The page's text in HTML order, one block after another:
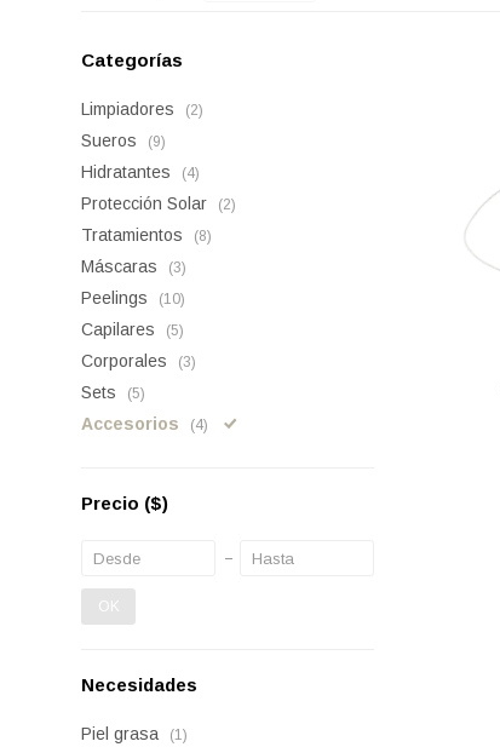
Categorías
Limpiadores (2)
Sueros (9)
Hidratantes (4)
Protección Solar (2)
Tratamientos (8)
Máscaras (3)
Peelings (10)
Capilares (5)
Corporales (3)
Sets (5)
Accesorios (4)
Precio ($)
OK
Necesidades
Piel grasa (1)